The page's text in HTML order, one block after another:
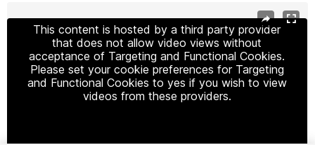
This content is hosted by a third party provider
that does not allow video views without
acceptance of Targeting and Functional Cookies.
Please set your cookie preferences for Targeting
and Functional Cookies to yes if you wish to view
videos from these providers.